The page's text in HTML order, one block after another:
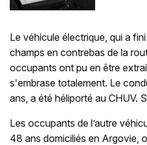
Le véhicule électrique, qui a
champs en contrebas de la
occupants ont pu en être
s'embrase totalement. Le
ans, a été héliporté au CHUV.
Les occupants de l’autre
48 ans domiciliés en Argovie,